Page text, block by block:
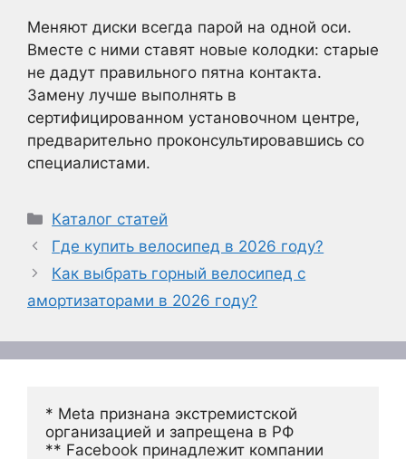
Меняют диски всегда парой на одной оси.
Вместе с ними ставят новые колодки: старые
не дадут правильного пятна контакта.
Замену лучше выполнять в
сертифицированном установочном центре,
предварительно проконсультировавшись со
специалистами.
Рубрики
Каталог статей
Где купить велосипед в 2026 году?
Как выбрать горный велосипед с
амортизаторами в 2026 году?
* Meta признана экстремистской
организацией и запрещена в РФ
** Facebook принадлежит компании